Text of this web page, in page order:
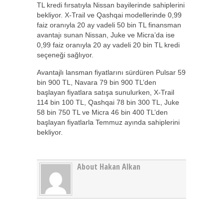
TL kredi fırsatıyla Nissan bayilerinde sahiplerini
bekliyor. X-Trail ve Qashqai modellerinde 0,99
faiz oranıyla 20 ay vadeli 50 bin TL finansman
avantajı sunan Nissan, Juke ve Micra’da ise
0,99 faiz oranıyla 20 ay vadeli 20 bin TL kredi
seçeneği sağlıyor.
Avantajlı lansman fiyatlarını sürdüren Pulsar 59
bin 900 TL, Navara 79 bin 900 TL’den
başlayan fiyatlara satışa sunulurken, X-Trail
114 bin 100 TL, Qashqai 78 bin 300 TL, Juke
58 bin 750 TL ve Micra 46 bin 400 TL’den
başlayan fiyatlarla Temmuz ayında sahiplerini
bekliyor.
About Hakan Alkan